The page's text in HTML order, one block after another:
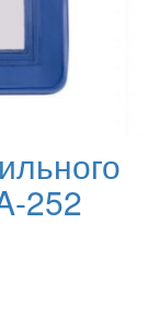
252